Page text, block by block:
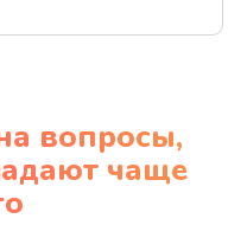
вопросы,
чаще